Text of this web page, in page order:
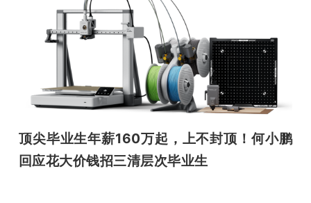
顶尖毕业生年薪160万起，上不封顶！何小鹏
回应花大价钱招三清层次毕业生